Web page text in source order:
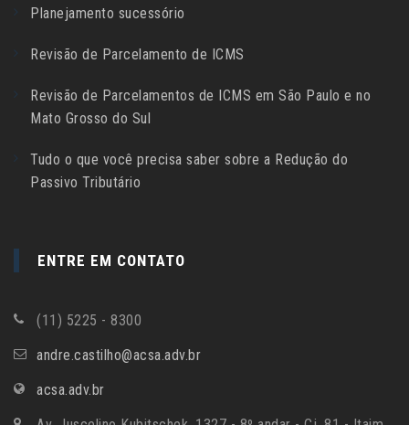
Planejamento sucessório
Revisão de Parcelamento de ICMS
Revisão de Parcelamentos de ICMS em São Paulo e no
Mato Grosso do Sul
Tudo o que você precisa saber sobre a Redução do
Passivo Tributário
ENTRE EM CONTATO
(11) 5225 - 8300
andre.castilho@acsa.adv.br
acsa.adv.br